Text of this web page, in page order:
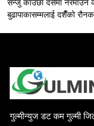
सन्जु काउछा दसैंमा नरमाउने
बुढापाकासम्मलाई दशैँको
गुल्मीन्युज डट कम गुल्मी